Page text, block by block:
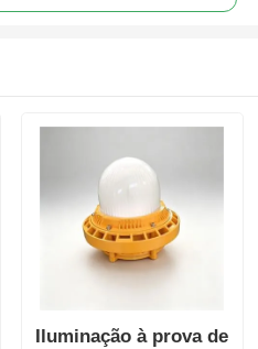
Iluminação à prova de